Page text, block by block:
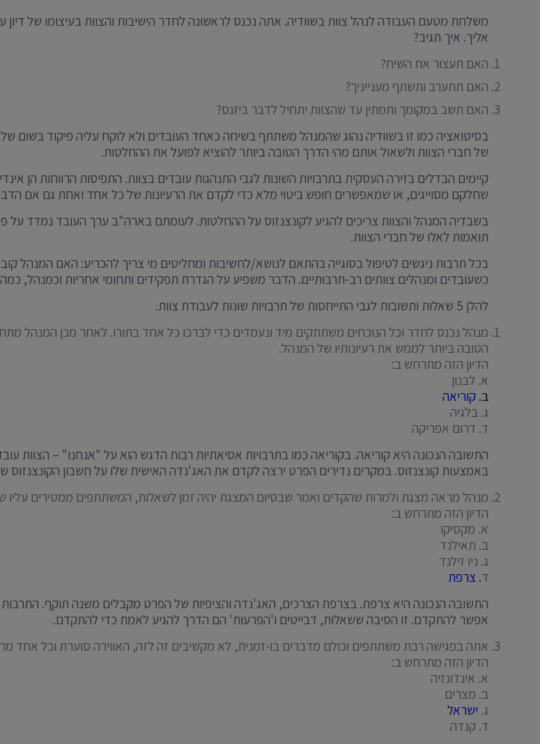
משלחת מטעם העבודה לנהל צוות בשוודיה. אתה נכנס לראשונה לחדר הישיבות והצוות בעיצומו של
אליך. איך תגיב?
האם תעצור את השיח?
האם תתערב ותשתף מענייניך?
האם תשב במקומך ותמתין עד שהצוות יתחיל לדבר ביזנס?
בסיטואציה כמו זו בשוודיה נהוג שהמנהל משתתף בשיחה כאחד העובדים ולא לוקח עליה פיקוד
של חברי הצוות ולשאול אותם מהי הדרך הטובה ביותר להוציא לפועל את ההחלטות.
קיימים הבדלים בזירה העסקית בתרבויות השונות לגבי התנהגות עובדים בצוות. התפיסות הרווחות הן
שחלקם מסוייגים, או שמאפשרים חופש ביטוי מלא כדי לקדם את הרעיונות של כל אחד ואחת גם אם
בשבדיה המנהל והצוות צריכים להגיע לקונצנזוס על ההחלטות. לעומתם בארה"ב ערך העובד נמדד
תואמות לאלו של חברי הצוות.
בכל תרבות ניגשים לטיפול בסוגייה בהתאם לנושא/לחשיבות ומחליטים מי צריך להכריע: האם המנהל
כשעובדים ומנהלים צוותים רב-תרבותיים. הדבר משפיע על הגדרת תפקידים ותחומי אחריות וכמנהל, כמה
להלן 5 שאלות ותשובות לגבי התייחסות של תרבויות שונות לעבודת צוות.
מנהל נכנס לחדר וכל הנוכחים משתתקים מיד ונעמדים כדי לברכו כל אחד בתורו. לאחר מכן המנהל
הטובה ביותר לממש את רעיונותיו של המנהל.
הדיון הזה מתרחש ב:
א. לבנון
ב. קוריאה
ג. בלגיה
ד. דרום אפריקה
התשובה הנכונה היא קוריאה. בקוריאה כמו בתרבויות אסיאתיות רבות הדגש הוא על "אנחנו" – הצוות
באמצעות קונצנזוס. במקרים נדירים הפרט ירצה לקדם את האג'נדה האישית שלו על חשבון
מנהל מראה מצגת ולמרות שהקדים ואמר שבסיום המצגת יהיה זמן לשאלות, המשתתפים ממטירים עליו
הדיון הזה מתרחש ב:
א. מקסיקו
ב. תאילנד
ג. ניו זילנד
ד. צרפת
התשובה הנכונה היא צרפת. בצרפת הצרכים, האג'נדה והציפיות של הפרט מקבלים משנה תוקף. התרבות
אפשר להתקדם. זו הסיבה ששאלות, דבייטים ו'הפרעות' הם הדרך להגיע לאמת כדי להתקדם.
אתה בפגישה רבת משתתפים וכולם מדברים בו-זמנית, לא מקשיבים זה לזה, האווירה סוערת וכל אחד
הדיון הזה מתרחש ב:
א. אינדונזיה
ב. מצרים
ג. ישראל
ד. קנדה